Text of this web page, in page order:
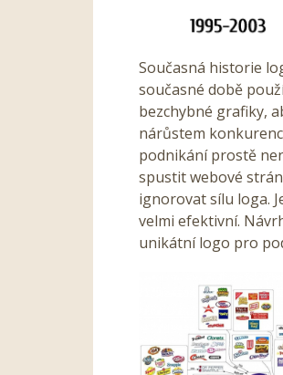
Současná historie
současné době
bezchybné grafiky,
nárůstem
podnikání prostě
spustit webové
ignorovat sílu loga.
velmi efektivní.
unikátní logo pro